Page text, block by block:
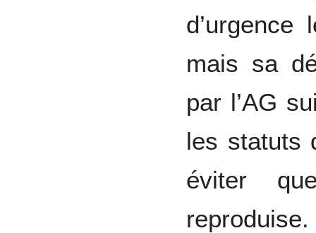
d’urgence
mais sa
par l’AG
les statuts
éviter
reproduise.